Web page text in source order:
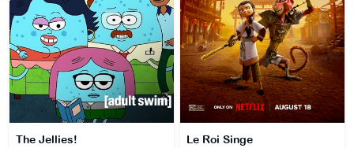
The Jellies! Le Roi Singe